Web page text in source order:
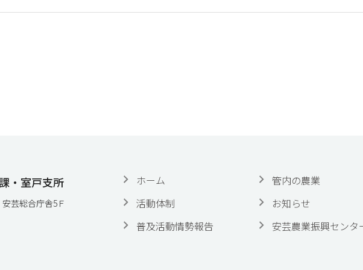
・室戸支所
芸総合庁舎5Ｆ
ホーム
管内の農業
活動体制
お知らせ
普及活動情勢報告
安芸農業振興センタ